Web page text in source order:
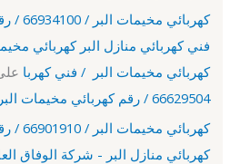
كهربائي مخيمات البر / فني كهربا
66629504 / رقم كهربائي مخيمات البر / فني كهربائي منازل البر
كهربائي منازل البر - شركة الوفاق